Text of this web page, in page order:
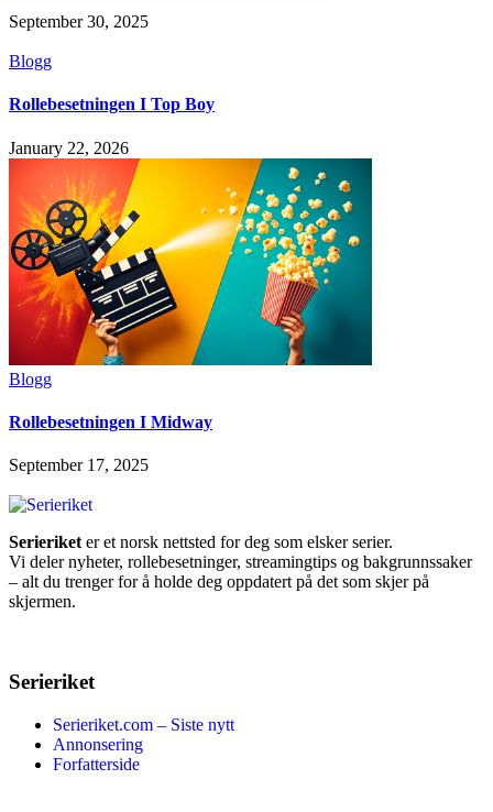
September 30, 2025
Blogg
Rollebesetningen I Top Boy
January 22, 2026
Blogg
Rollebesetningen I Midway
September 17, 2025
Serieriket er et norsk nettsted for deg som elsker serier.
Vi deler nyheter, rollebesetninger, streamingtips og bakgrunnssaker
– alt du trenger for å holde deg oppdatert på det som skjer på
skjermen.
Serieriket
Serieriket.com – Siste nytt
Annonsering
Forfatterside